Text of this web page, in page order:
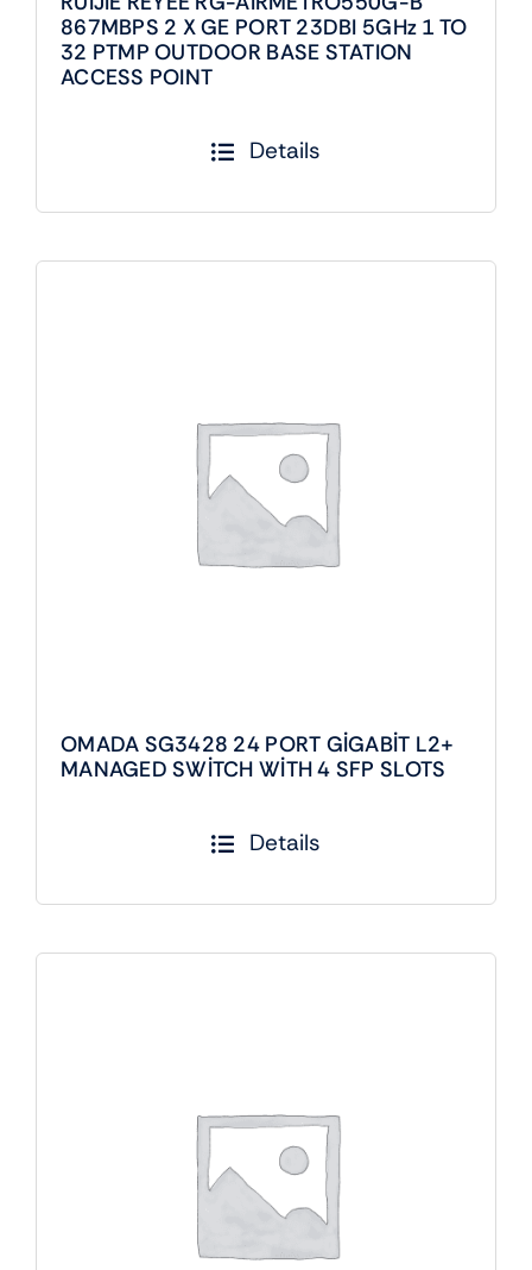
867MBPS 2 X GE PORT 23DBI 5GHz 1 TO
32 PTMP OUTDOOR BASE STATION
ACCESS POINT
Details
OMADA SG3428 24 PORT GİGABİT L2+
MANAGED SWİTCH WİTH 4 SFP SLOTS
Details